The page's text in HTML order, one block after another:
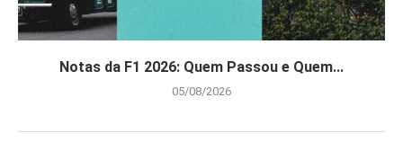
Notas da F1 2026: Quem Passou e Quem...
05/08/2026